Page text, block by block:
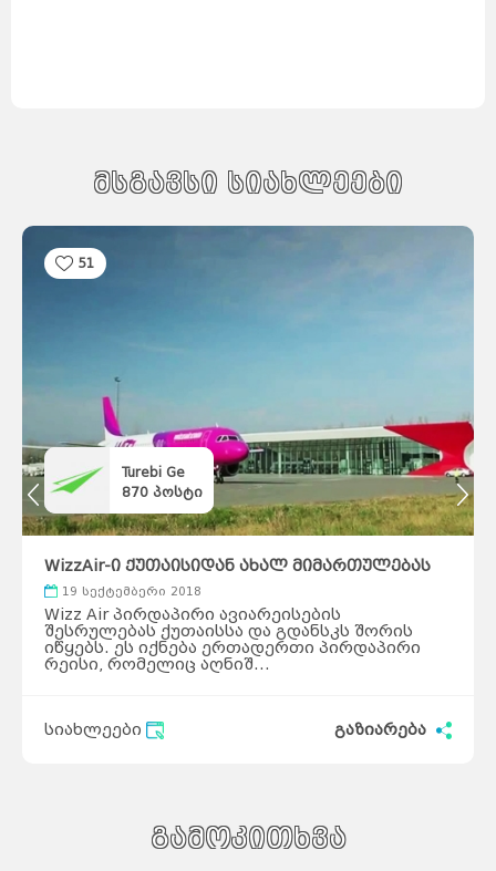
მსგავსი სიახლეები
51
Turebi Ge
870 პოსტი
WizzAir-ი ქუთაისიდან ახალ მიმართულებას
ამატებს
19 სექტემბერი 2018
Wizz Air პირდაპირი ავიარეისების
შესრულებას ქუთაისსა და გდანსკს შორის
იწყებს. ეს იქნება ერთადერთი პირდაპირი
რეისი, რომელიც აღნიშ...
სიახლეები გაზიარება
გამოკითხვა